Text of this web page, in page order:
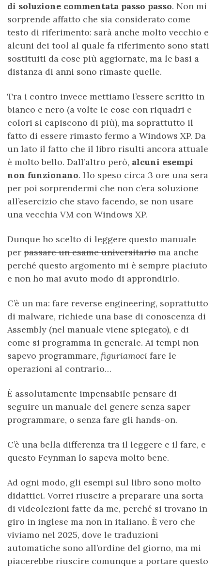
di soluzione commentata passo passo. Non mi
sorprende affatto che sia considerato come
testo di riferimento: sarà anche molto vecchio e
alcuni dei tool al quale fa riferimento sono stati
sostituiti da cose più aggiornate, ma le basi a
distanza di anni sono rimaste quelle.
Tra i contro invece mettiamo l’essere scritto in
bianco e nero (a volte le cose con riquadri e
colori si capiscono di più), ma soprattutto il
fatto di essere rimasto fermo a Windows XP. Da
un lato il fatto che il libro risulti ancora attuale
è molto bello. Dall’altro però, alcuni esempi
non funzionano. Ho speso circa 3 ore una sera
per poi sorprendermi che non c’era soluzione
all’esercizio che stavo facendo, se non usare
una vecchia VM con Windows XP.
Dunque ho scelto di leggere questo manuale
per passare un esame universitario ma anche
perché questo argomento mi è sempre piaciuto
e non ho mai avuto modo di approndirlo.
C’è un ma: fare reverse engineering, soprattutto
di malware, richiede una base di conoscenza di
Assembly (nel manuale viene spiegato), e di
come si programma in generale. Ai tempi non
sapevo programmare, figuriamoci fare le
operazioni al contrario…
È assolutamente impensabile pensare di
seguire un manuale del genere senza saper
programmare, o senza fare gli hands-on.
C’è una bella differenza tra il leggere e il fare, e
questo Feynman lo sapeva molto bene.
Ad ogni modo, gli esempi sul libro sono molto
didattici. Vorrei riuscire a preparare una sorta
di videolezioni fatte da me, perché si trovano in
giro in inglese ma non in italiano. È vero che
viviamo nel 2025, dove le traduzioni
automatiche sono all’ordine del giorno, ma mi
piacerebbe riuscire comunque a portare questo